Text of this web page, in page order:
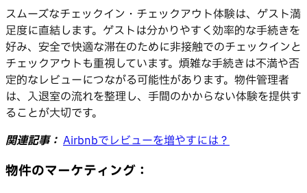
スムーズなチェックイン・チェックアウト体験は、ゲスト満
足度に直結します。ゲストは分かりやすく効率的な手続きを
好み、安全で快適な滞在のために非接触でのチェックインと
チェックアウトも重視しています。煩雑な手続きは不満や否
定的なレビューにつながる可能性があります。物件管理者
は、入退室の流れを整理し、手間のかからない体験を提供す
ることが大切です。
関連記事： Airbnbでレビューを増やすには？
物件のマーケティング：